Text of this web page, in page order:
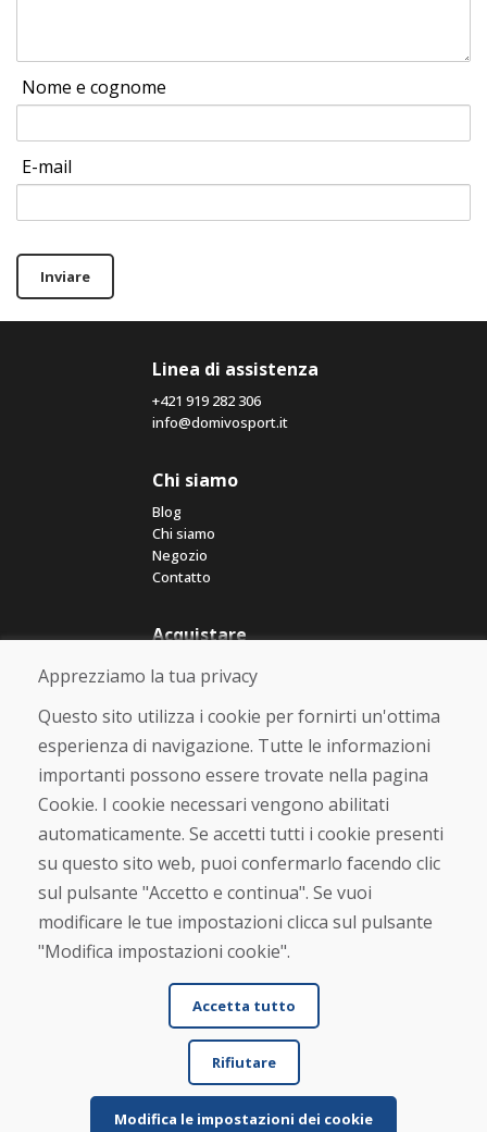
Nome e cognome
E-mail
Inviare
Linea di assistenza
+421 919 282 306
info@domivosport.it
Chi siamo
Blog
Chi siamo
Negozio
Contatto
Acquistare
Negozio online
Termini e condizioni commerciali
Spedizione e pagamento
Reso e cambio merce
Protezione dei dati personali
Cookies
Verificato dai clienti
★★★★★
© DOMIVOSPORT 2026, tutti i diritti riservati
Apprezziamo la tua privacy
Questo sito utilizza i cookie per fornirti un'ottima
esperienza di navigazione. Tutte le informazioni
importanti possono essere trovate nella pagina
Cookie. I cookie necessari vengono abilitati
automaticamente. Se accetti tutti i cookie presenti
su questo sito web, puoi confermarlo facendo clic
sul pulsante "Accetto e continua". Se vuoi
modificare le tue impostazioni clicca sul pulsante
"Modifica impostazioni cookie".
Accetta tutto
Rifiutare
Modifica le impostazioni dei cookie